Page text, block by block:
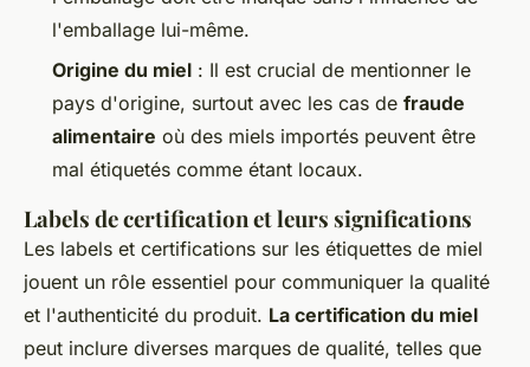
l'emballage lui-même.
Origine du miel : Il est crucial de mentionner le
pays d'origine, surtout avec les cas de fraude
alimentaire où des miels importés peuvent être
mal étiquetés comme étant locaux.
Labels de certification et leurs significations
Les labels et certifications sur les étiquettes de miel
jouent un rôle essentiel pour communiquer la qualité
et l'authenticité du produit. La certification du miel
peut inclure diverses marques de qualité, telles que